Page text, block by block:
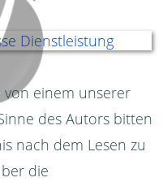
von einem unserer
des Autors bitten
nach dem Lesen zu
die